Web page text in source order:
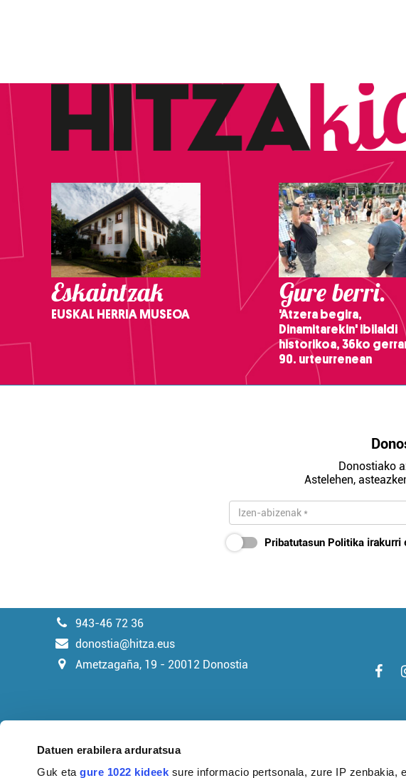
Datuen erabilera arduratsua
Guk etagure 1022 kideek sure informacio pertsonala, zure IP zenbakia,
Eskaintzak
EUSKAL HERRIA MUSEOA
Gure berri.
'Atzera begira,
Dinamitarekin' ibilaldi
historikoa, 36ko
90. urteurrenean
Donostiako
Astelehen,
Pribatutasun Politika irakurri
943-46 72 36
donostia@hitza.eus
Ametzagaña, 19 - 20012 Donostia